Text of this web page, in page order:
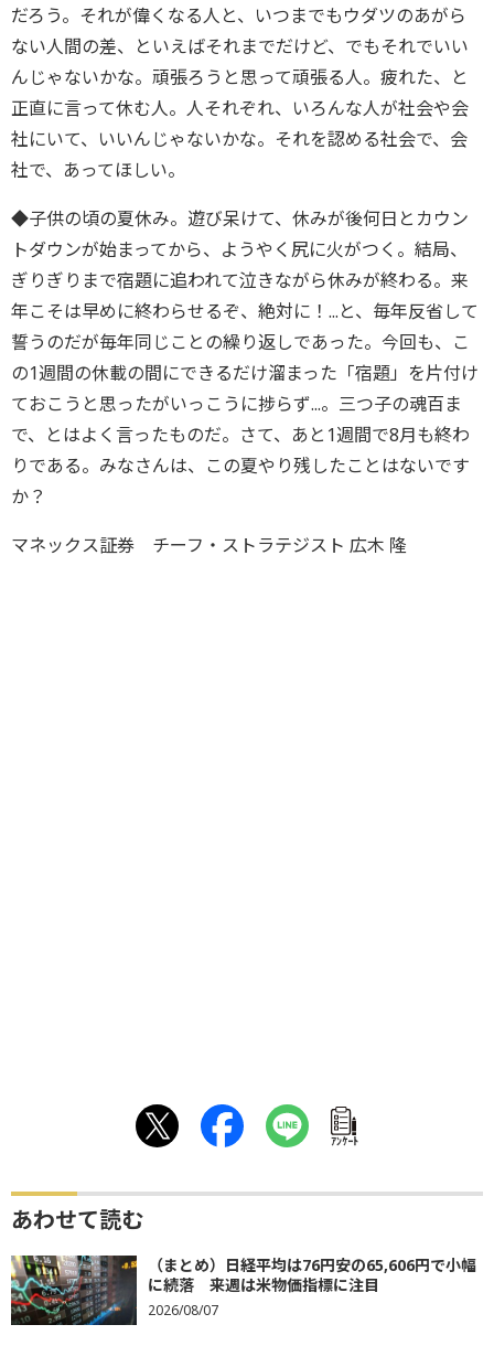
だろう。それが偉くなる人と、いつまでもウダツのあがら
ない人間の差、といえばそれまでだけど、でもそれでいい
んじゃないかな。頑張ろうと思って頑張る人。疲れた、と
正直に言って休む人。人それぞれ、いろんな人が社会や会
社にいて、いいんじゃないかな。それを認める社会で、会
社で、あってほしい。
◆子供の頃の夏休み。遊び呆けて、休みが後何日とカウン
トダウンが始まってから、ようやく尻に火がつく。結局、
ぎりぎりまで宿題に追われて泣きながら休みが終わる。来
年こそは早めに終わらせるぞ、絶対に！...と、毎年反省して
誓うのだが毎年同じことの繰り返しであった。今回も、こ
の1週間の休載の間にできるだけ溜まった「宿題」を片付け
ておこうと思ったがいっこうに捗らず...。三つ子の魂百ま
で、とはよく言ったものだ。さて、あと1週間で8月も終わ
りである。みなさんは、この夏やり残したことはないです
か？
マネックス証券 チーフ・ストラテジスト 広木 隆
ｱﾝｹｰﾄ
あわせて読む
（まとめ）日経平均は76円安の65,606円で小幅
に続落 来週は米物価指標に注目
2026/08/07